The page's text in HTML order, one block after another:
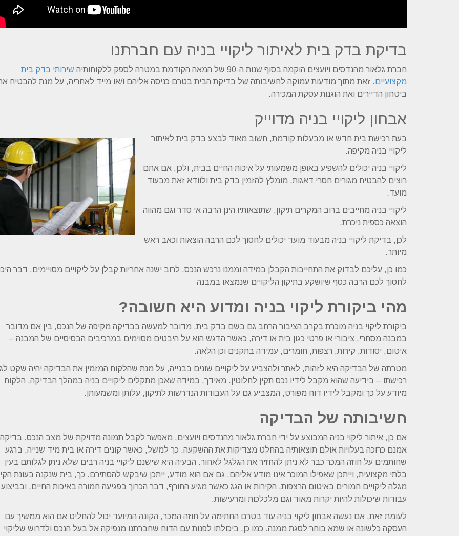
בדיקת בדק בית לאיתור ליקויי בניה עם חברתנו
חברת גלאור מהנדסים ויועצים הוקמה בסוף שנות ה-90 של המאה הקודמת במטרה לספק ללקוחותיה
שירותי בדק בית
מקצועיים. זאת מתוך מודעות עמוקה לחשיבותה של בדיקת הבית בטרם כניסה אליהם ו/או מייד לאחריה, על מנת להבטיח
ביטחון הדיירים ואת הוגנות עסקת המכירה.
אבחון ליקויי בניה מדוייק
בעת רכישת בית חדש או מבעלות קודמת, חשוב מאוד לבצע בדק בית לאיתור
ליקויי בניה מקיפה.
ליקויי בניה יכולים להשפיע באופן משמעותי על איכות החיים בבית, ולכן, אם אתם
רוצים להבטיח מגורים חסרי דאגות, מומלץ להזמין בדק בית ולוודא זאת מבעוד
מועד.
ליקויי בניה מחייבים ברוב המקרים תיקון, שתוצאותיו הינן הרבה אי סדר וגם מהווה
הוצאה כספית ניכרת.
לכן, בדיקת ליקויי בניה מבעוד מועד יכולים לחסוך לכם הרבה הוצאות וכאב ראש
מיותר.
כמו כן, עליכם לבדוק את התחייבות הקבלן במידה וממנו נרכש הנכס, לרוב ישנה אחריות קבלן על ליקויים מסויימים, דבר
לחסוך לכם הרבה כסף שיושקע בתיקון הליקויים שנמצאו במבנה
מהי ביקורת ליקוי בניה ומדוע היא חשובה?
ביקורת ליקוי בניה מוכרת בקרב הציבור הרחב גם בשם בדק בית. מדובר למעשה בבדיקה מקיפה של הנכס, בין אם מדובר
במבנה מסחרי, ציבורי או פרטי כגון בית או דירה, כאשר הדגש הוא על היבטים מסוימים במרכיבים הבסיסיים של המבנה –
איטום, יסודות, קירות, רצפות, חומרים, עמידה בתקנים וכן הלאה.
מטרתה של הבדיקה היא לזהות, לאתר ולהצביע על ליקויים שונים בבנייה, על מנת שהלקוח המזמין את הבדיקה יהיה שקט
רכישתו – בידיעה שהוא מקבל לידיו נכס תקין לחלוטין. מאידך, במידה שאכן מתקלים ליקויים בניה במהלך הבדיקה, הלקוח
מיודע על כך ומקבל לידיו דוח מפורט, המצביע גם על העבודות הנדרשות לתיקון, עלותן ומשמעותן.
חשיבותה של הבדיקה
אם כן, איתור ליקוי בניה המבוצע על ידי חברת גלאור מהנדסים ויועצים, מאפשר לקבל תמונה מדויקת של מצב הנכס. בדיקה
אמנם כרוכה בעלויות אולם תוצאותיה בהחלט מצדיקות את ההשקעה. כך למשל, כאשר קונים דירה או בית מיד שנייה, ברגע
שחותמים על חוזה המכר כבר לא ניתן להחזיר את הגלגל לאחור. הבעיה היא שישנם ליקויי בניה רבים שלא ניתן לגלותם בעין
בלתי מקצועית, וייתכן שאפילו המוכר אינו מודע אליהם. גם אם הוא מודע, ייתכן שיבקש להסתירם. כך, בית שנקנה בעונת
מגלה ליקויים חמורים באיטום הרצפות, הקירות או הגג כאשר מגיע החורף, דבר הכרוך בפגיעה חמורה באיכות החיים, ובביצוע
עבודות שיכולות להיות יקרות מאוד וגם מלכלכות ומרעישות.
לעומת זאת, אם נעשה אבחון ליקוי בניה עוד בטרם החתימה על חוזה המכר, הקונה המיועד יכול להחליט אם הוא ממשיך עם
העסקה כלשונה או שמא בוחר לסגת ממנה. כמו כן, ביכולתו לפנות עם הדוח שחברתנו מנפיקה אל בעל הנכס ולדרוש שליקוי